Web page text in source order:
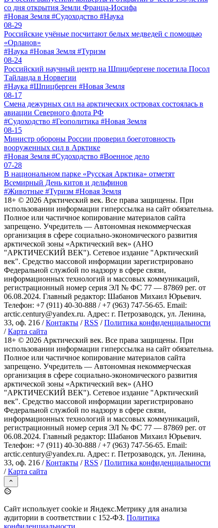
со дня открытия Земли Франца-Иосифа
#Новая Земля #Судоходство #Наука
08-29
Российские учёные посчитают белых медведей с помощью
«Орланов»
#Наука #Новая Земля #Туризм
08-24
Российский научный центр на Шпицбергене посетила Посол
Тайланда в Норвегии
#Наука #Шпицберген #Новая Земля
08-17
Смена дежурных сил на арктических островах состоялась в
авиации Северного флота РФ
#Судоходство #Геополитика #Новая Земля
08-15
Министр обороны России проверил боеготовность
вооруженных сил в Арктике
#Новая Земля #Судоходство #Военное дело
07-28
В национальном парке «Русская Арктика» отметят
Всемирный День китов и дельфинов
#Животные #Туризм #Новая Земля
18+ © 2026 Арктический век. Все права защищены. При
использовании информации гиперссылка на сайт обязательна.
Полное или частичное копирование материалов сайта
запрещено. Учредитель — Автономная некоммерческая
организация в сфере социально-экономического развития
арктической зоны «Арктический век» (АНО
"АРКТИЧЕСКИЙ ВЕК"). Сетевое издание "Арктический
век". Средство массовой информации зарегистрировано
Федеральной службой по надзору в сфере связи,
информационных технологий и массовых коммуникаций,
регистрационный номер серия ЭЛ № ФС 77 — 87869 рег. от
06.08.2024. Главный редактор: Шабанов Михаил Юрьевич.
Телефон: +7 (911) 40-30-888 / +7 (963) 747-56-65. Email:
arctic.century@yandex.ru. Адрес: г. Петрозаводск, ул. Ленина,
33, оф. 216 /Контакты /RSS /Политика конфиденциальности
/Карта сайта
18+ © 2026 Арктический век. Все права защищены. При
использовании информации гиперссылка на сайт обязательна.
Полное или частичное копирование материалов сайта
запрещено. Учредитель — Автономная некоммерческая
организация в сфере социально-экономического развития
арктической зоны «Арктический век» (АНО
"АРКТИЧЕСКИЙ ВЕК"). Сетевое издание "Арктический
век". Средство массовой информации зарегистрировано
Федеральной службой по надзору в сфере связи,
информационных технологий и массовых коммуникаций,
регистрационный номер серия ЭЛ № ФС 77 — 87869 рег. от
06.08.2024. Главный редактор: Шабанов Михаил Юрьевич.
Телефон: +7 (911) 40-30-888 / +7 (963) 747-56-65. Email:
arctic.century@yandex.ru. Адрес: г. Петрозаводск, ул. Ленина,
33, оф. 216 /Контакты /RSS /Политика конфиденциальности
/Карта сайта
Сайт использует cookie и Яндекс.Метрику для анализа
аудитории в соответствии с 152-ФЗ. Политика
конфиденциальности